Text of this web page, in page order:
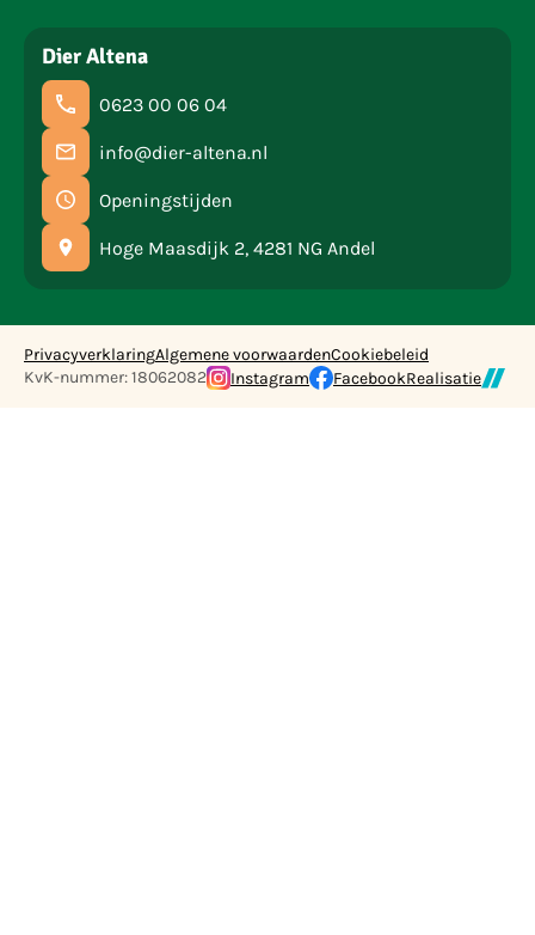
Dier Altena
0623 00 06 04
info@dier-altena.nl
Openingstijden
Hoge Maasdijk 2, 4281 NG Andel
PrivacyverklaringAlgemene voorwaardenCookiebeleid
KvK-nummer: 18062082
Instagram FacebookRealisatie